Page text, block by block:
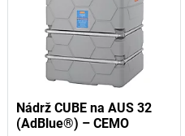
Nádrž CUBE na AUS 32
(AdBlue®) – CEMO